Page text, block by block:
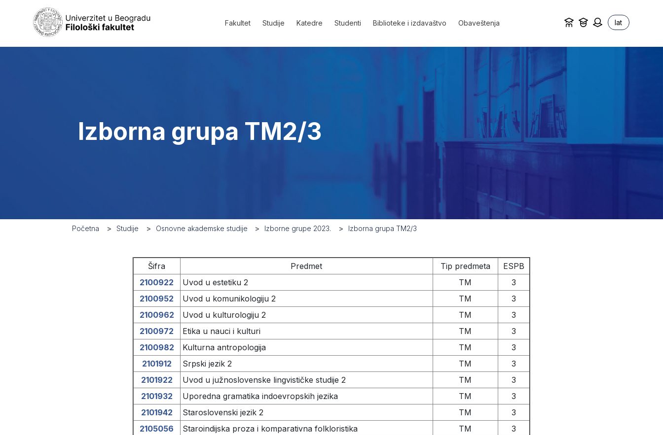
Fakultet Studije Katedre Studenti Biblioteke i izdavaštvo Obaveštenja lat
Izborna grupa TM2/3
Početna Studije Osnovne akademske studije Izborne grupe 2023. Izborna grupa TM2/3
Šifra Predmet Tip predmeta
ESPB
2100922
Uvod u estetiku 2 TM
3
2100952
Uvod u komunikologiju 2 TM
3
2100962
Uvod u kulturologiju 2 TM
3
2100972
Etika u nauci i kulturi TM
3
2100982
Kulturna antropologija TM
3
2101912
Srpski jezik 2 TM
3
2101922
Uvod u južnoslovenske lingvističke studije 2 TM
3
2101932
Uporedna gramatika indoevropskih jezika TM
3
2101942
Staroslovenski jezik 2 TM
3
2105056
Staroindijska proza i komparativna folkloristika TM
3